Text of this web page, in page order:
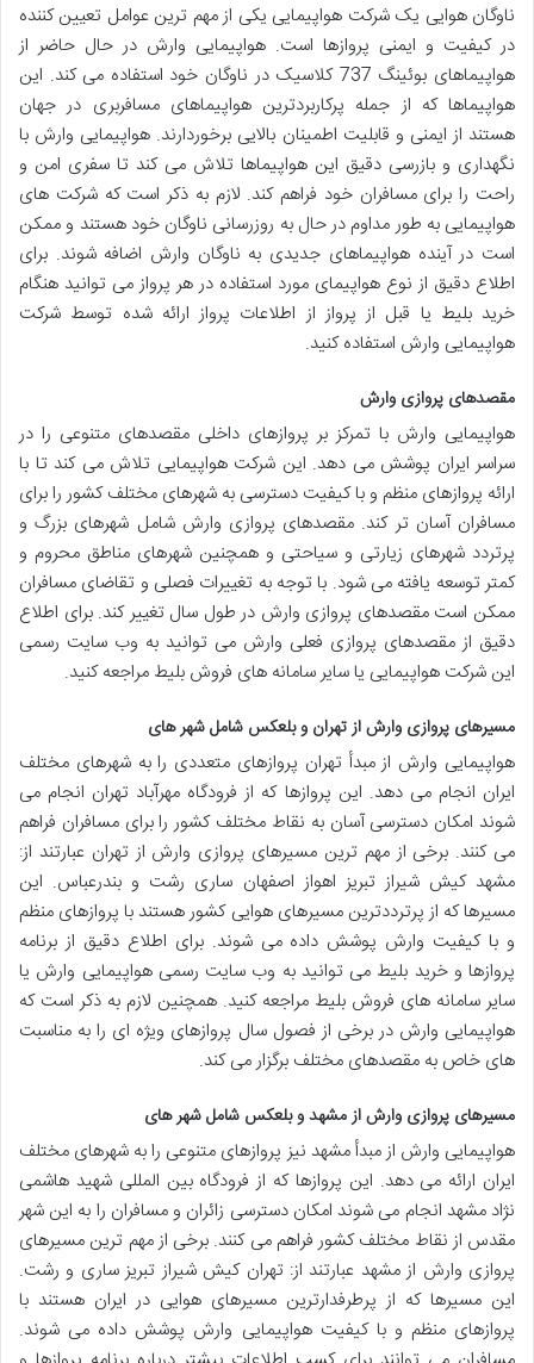
ناوگان هوایی یک شرکت هواپیمایی یکی از مهم ترین عوامل تعیین کننده
در کیفیت و ایمنی پروازها است. هواپیمایی وارش در حال حاضر از
هواپیماهای بوئینگ 737 کلاسیک در ناوگان خود استفاده می کند. این
هواپیماها که از جمله پرکاربردترین هواپیماهای مسافربری در جهان
هستند از ایمنی و قابلیت اطمینان بالایی برخوردارند. هواپیمایی وارش با
نگهداری و بازرسی دقیق این هواپیماها تلاش می کند تا سفری امن و
راحت را برای مسافران خود فراهم کند. لازم به ذکر است که شرکت های
هواپیمایی به طور مداوم در حال به روزرسانی ناوگان خود هستند و ممکن
است در آینده هواپیماهای جدیدی به ناوگان وارش اضافه شوند. برای
اطلاع دقیق از نوع هواپیمای مورد استفاده در هر پرواز می توانید هنگام
خرید بلیط یا قبل از پرواز از اطلاعات پرواز ارائه شده توسط شرکت
هواپیمایی وارش استفاده کنید.
مقصدهای پروازی وارش
هواپیمایی وارش با تمرکز بر پروازهای داخلی مقصدهای متنوعی را در
سراسر ایران پوشش می دهد. این شرکت هواپیمایی تلاش می کند تا با
ارائه پروازهای منظم و با کیفیت دسترسی به شهرهای مختلف کشور را برای
مسافران آسان تر کند. مقصدهای پروازی وارش شامل شهرهای بزرگ و
پرتردد شهرهای زیارتی و سیاحتی و همچنین شهرهای مناطق محروم و
کمتر توسعه یافته می شود. با توجه به تغییرات فصلی و تقاضای مسافران
ممکن است مقصدهای پروازی وارش در طول سال تغییر کند. برای اطلاع
دقیق از مقصدهای پروازی فعلی وارش می توانید به وب سایت رسمی
این شرکت هواپیمایی یا سایر سامانه های فروش بلیط مراجعه کنید.
مسیرهای پروازی وارش از تهران و بلعکس شامل شهر های
هواپیمایی وارش از مبدأ تهران پروازهای متعددی را به شهرهای مختلف
ایران انجام می دهد. این پروازها که از فرودگاه مهرآباد تهران انجام می
شوند امکان دسترسی آسان به نقاط مختلف کشور را برای مسافران فراهم
می کنند. برخی از مهم ترین مسیرهای پروازی وارش از تهران عبارتند از:
مشهد کیش شیراز تبریز اهواز اصفهان ساری رشت و بندرعباس. این
مسیرها که از پرترددترین مسیرهای هوایی کشور هستند با پروازهای منظم
و با کیفیت وارش پوشش داده می شوند. برای اطلاع دقیق از برنامه
پروازها و خرید بلیط می توانید به وب سایت رسمی هواپیمایی وارش یا
سایر سامانه های فروش بلیط مراجعه کنید. همچنین لازم به ذکر است که
هواپیمایی وارش در برخی از فصول سال پروازهای ویژه ای را به مناسبت
های خاص به مقصدهای مختلف برگزار می کند.
مسیرهای پروازی وارش از مشهد و بلعکس شامل شهر های
هواپیمایی وارش از مبدأ مشهد نیز پروازهای متنوعی را به شهرهای مختلف
ایران ارائه می دهد. این پروازها که از فرودگاه بین المللی شهید هاشمی
نژاد مشهد انجام می شوند امکان دسترسی زائران و مسافران را به این شهر
مقدس از نقاط مختلف کشور فراهم می کنند. برخی از مهم ترین مسیرهای
پروازی وارش از مشهد عبارتند از: تهران کیش شیراز تبریز ساری و رشت.
این مسیرها که از پرطرفدارترین مسیرهای هوایی در ایران هستند با
پروازهای منظم و با کیفیت هواپیمایی وارش پوشش داده می شوند.